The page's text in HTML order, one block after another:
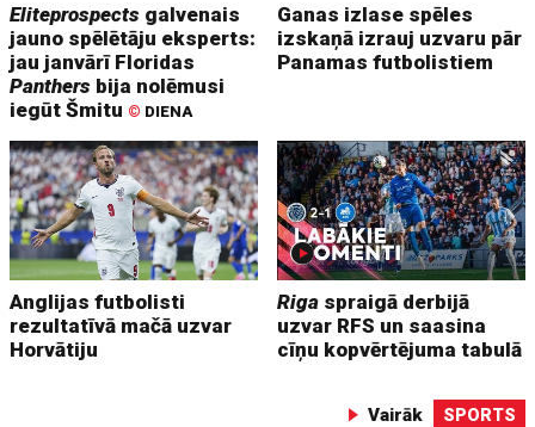
Eliteprospects galvenais
jauno spēlētāju eksperts:
jau janvārī Floridas
Panthers bija nolēmusi
iegūt Šmitu © DIENA
Ganas izlase spēles
izskaņā izrauj uzvaru pār
Panamas futbolistiem
Anglijas futbolisti
rezultatīvā mačā uzvar
Horvātiju
Riga spraigā derbijā
uzvar RFS un saasina
cīņu kopvērtējuma tabulā
Vairāk SPORTS